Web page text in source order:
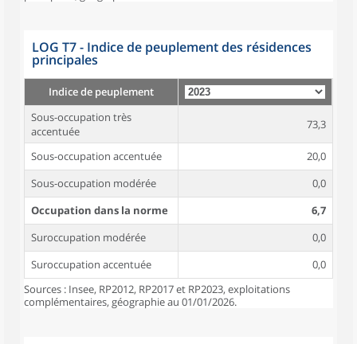
LOG T7 - Indice de peuplement des résidences
principales
Indice de peuplement
Sous-occupation très
accentuée
73,3
Sous-occupation accentuée
20,0
Sous-occupation modérée
0,0
Occupation dans la norme
6,7
Suroccupation modérée
0,0
Suroccupation accentuée
0,0
Sources : Insee, RP2012, RP2017 et RP2023, exploitations
complémentaires, géographie au 01/01/2026.